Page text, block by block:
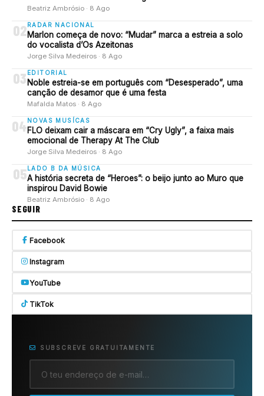
Beatriz Ambrósio · 8 Ago
02 RADAR NACIONAL
Marlon começa de novo: “Mudar” marca a estreia a solo
do vocalista d’Os Azeitonas
Jorge Silva Medeiros · 8 Ago
03 EDITORIAL
Noble estreia-se em português com “Desesperado”, uma
canção de desamor que é uma festa
Mafalda Matos · 8 Ago
04NOVAS MUSÍCAS
FLO deixam cair a máscara em “Cry Ugly”, a faixa mais
emocional de Therapy At The Club
Jorge Silva Medeiros · 8 Ago
05 LADO B DA MÚSICA
A história secreta de “Heroes”: o beijo junto ao Muro que
inspirou David Bowie
Beatriz Ambrósio · 8 Ago
SEGUIR
Facebook
Instagram
YouTube
TikTok
SUBSCREVE GRATUITAMENTE